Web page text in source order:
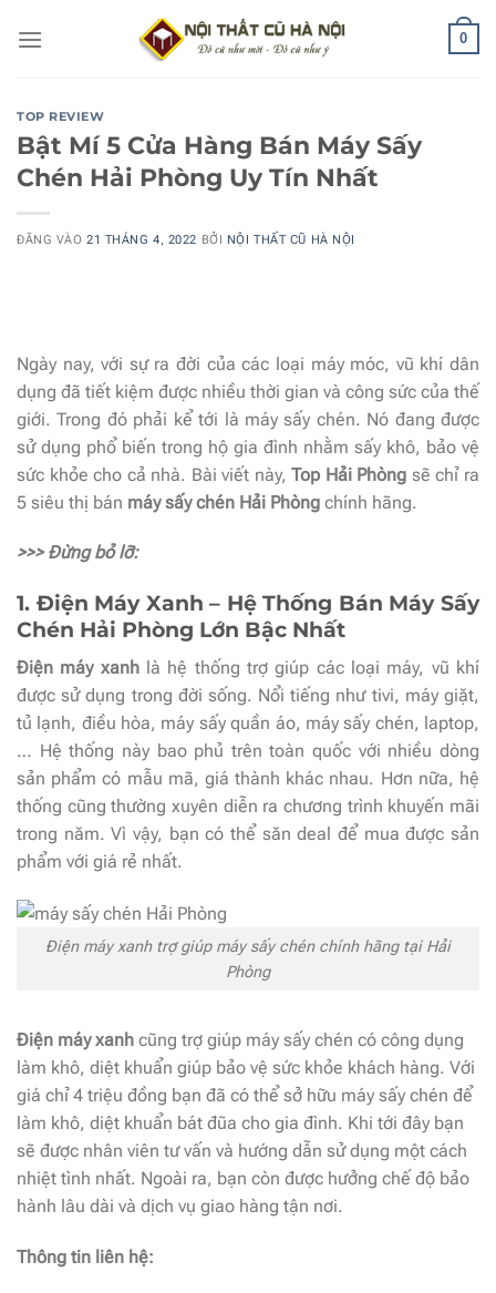
qua
0
TOP REVIEW
Bật Mí 5 Cửa Hàng Bán Máy Sấy
Chén Hải Phòng Uy Tín Nhất
ĐĂNG VÀO21 THÁNG 4, 2022 BỞI NỘI THẤT CŨ HÀ NỘI
Ngày nay, với sự ra đời của các loại máy móc, vũ khí dân
dụng đã tiết kiệm được nhiều thời gian và công sức của thế
giới. Trong đó phải kể tới là máy sấy chén. Nó đang được
sử dụng phổ biến trong hộ gia đình nhằm sấy khô, bảo vệ
sức khỏe cho cả nhà. Bài viết này,Top Hải Phòng sẽ chỉ ra
5 siêu thị bán máy sấy chén Hải Phòng chính hãng.
>>> Đừng bỏ lỡ:
1. Điện Máy Xanh – Hệ Thống Bán Máy Sấy
Chén Hải Phòng Lớn Bậc Nhất
Điện máy xanhlà hệ thống trợ giúp các loại máy, vũ khí
được sử dụng trong đời sống. Nổi tiếng như tivi, máy giặt,
tủ lạnh, điều hòa, máy sấy quần áo, máy sấy chén, laptop,
… Hệ thống này bao phủ trên toàn quốc với nhiều dòng
sản phẩm có mẫu mã, giá thành khác nhau. Hơn nữa, hệ
thống cũng thường xuyên diễn ra chương trình khuyến mãi
trong năm. Vì vậy, bạn có thể săn deal để mua được sản
phẩm với giá rẻ nhất.
Điện máy xanh trợ giúp máy sấy chén chính hãng tại Hải
Phòng
Điện máy xanh cũng trợ giúp máy sấy chén có công dụng
làm khô, diệt khuẩn giúp bảo vệ sức khỏe khách hàng. Với
giá chỉ 4 triệu đồng bạn đã có thể sở hữu máy sấy chén để
làm khô, diệt khuẩn bát đũa cho gia đình. Khi tới đây bạn
sẽ được nhân viên tư vấn và hướng dẫn sử dụng một cách
nhiệt tình nhất. Ngoài ra, bạn còn được hưởng chế độ bảo
hành lâu dài và dịch vụ giao hàng tận nơi.
Thông tin liên hệ: